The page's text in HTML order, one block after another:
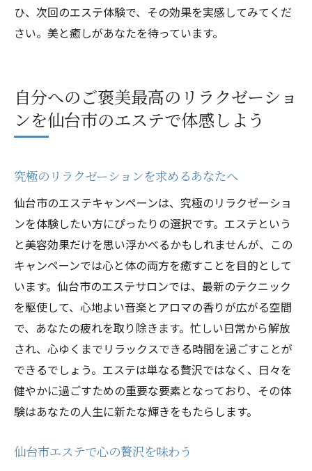
ひ、次回のエステ体験で、その効果を実感してみてくだ
さい。美と癒しがあなたを待っています。
自分へのご褒美最高のリラクゼーショ
ンを仙台市のエステで体感しよう
究極のリラクゼーションを求めるあなたへ
仙台市のエステキャンペーンは、究極のリラクゼーショ
ンを体験したい方にぴったりの選択です。エステという
と美容効果だけを思い浮かべるかもしれませんが、この
キャンペーンでは心と体の両方を癒すことを目的として
います。仙台市のエステサロンでは、最新のテクニック
を駆使して、心地よい音楽とアロマの香りが広がる空間
で、あなたの疲れを取り除きます。忙しい日常から解放
され、心ゆくまでリラックスできる時間を過ごすことが
できるでしょう。エステは単なる贅沢ではなく、日々を
健やかに過ごすための重要な要素となっており、その体
験はあなたの人生に新たな輝きをもたらします。
仙台市エステで心の贅沢を味わう